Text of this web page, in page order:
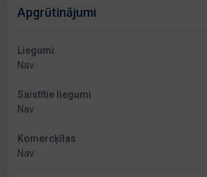
Apgrūtinājumi
Liegumi
Nav
Saistītie liegumi
Nav
Komercķīlas
Nav